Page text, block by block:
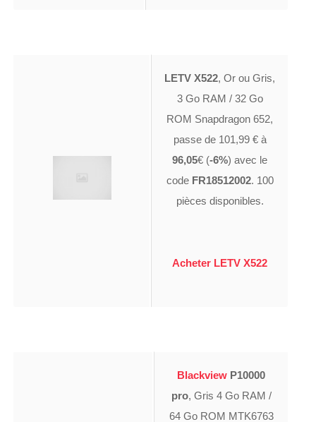
LETV X522, Or ou Gris,
3 Go RAM / 32 Go
ROM Snapdragon 652,
passe de 101,99 € à
96,05€ (-6%) avec le
code FR18512002. 100
pièces disponibles.
Acheter LETV X522
Blackview P10000
pro, Gris 4 Go RAM /
64 Go ROM MTK6763